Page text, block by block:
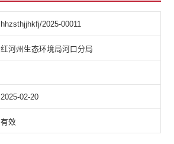
hhzsthjjhkfj/2025-00011
红河州生态环境局河口分局
2025-02-20
有效